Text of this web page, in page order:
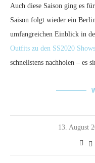
Auch diese Saison ging es
Saison folgt wieder ein
umfangreichen Einblick in
Outfits zu den SS2020 Shows
schnellstens nachholen – es
13. August